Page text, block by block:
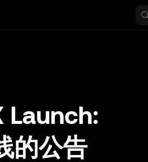
Launch:
的公告